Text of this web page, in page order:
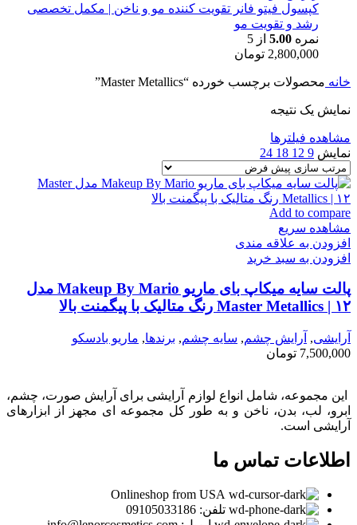
کپسول فیتو فانر تقویت کننده مو و ناخن | مکمل تخصصی
رشد و تقویت مو
نمره 5.00 از 5
2,800,000 تومان
خانه محصولات برچسب خورده “Master Metallics”
نمایش یک نتیجه
مشاهده فیلترها
نمایش 9
12
18
24
Add to compare
مشاهده سریع
افزودن به علاقه مندی
افزودن به سبد خرید
پالت سایه میکاپ بای ماریو Makeup By Mario مدل
Master Metallics | ۱۲ رنگ متالیک با پیگمنت بالا
آرایشی, آرايش چشم, سايه چشم, برندها, ماريو بادسكو
7,500,000 تومان
این مجموعه، شامل انواع لوازم آرایشی برای آرایش صورت، چشم،
ابرو، لب، بدن، ناخن و به طور کل مجموعه ای مجهز از ابزارهای
آرایشی است.
اطلاعات تماس ما
Onlineshop from USA
تلفن: 09105033186